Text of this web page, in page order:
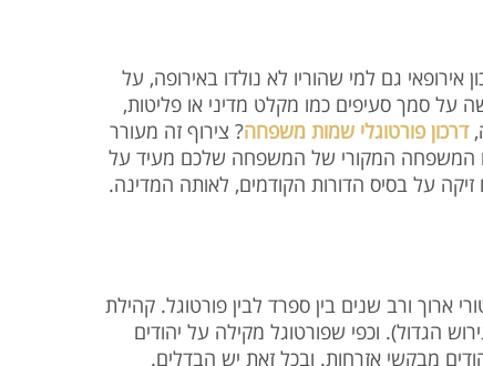
גם למי שהוריו לא נולדו באירופה, על
על סמך סעיפים כמו מקלט מדיני או פליטות,
דרכון פורטוגלי שמות משפחה? צירוף זה מעורר
שם המשפחה המקורי של המשפחה שלכם מעיד על
זיקה על בסיס הדורות הקודמים, לאותה המדינה.
ארוך ורב שנים בין ספרד לבין פורטוגל. קהילת
הגדול). וכפי שפורטוגל מקילה על יהודים
מבקשי אזרחות. ובכל זאת יש הבדלים.